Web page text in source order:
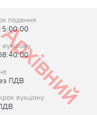
подання
ПДВ
аукціону